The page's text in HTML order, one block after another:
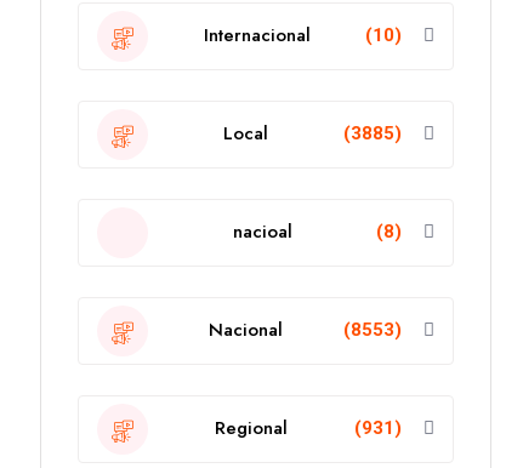
Internacional (10)
Local (3885)
nacioal (8)
Nacional (8553)
Regional (931)